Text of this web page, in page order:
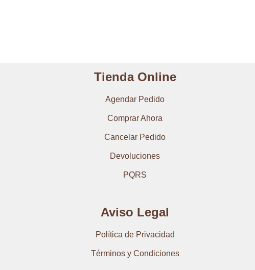
Tienda Online
Agendar Pedido
Comprar Ahora
Cancelar Pedido
Devoluciones
PQRS
Aviso Legal
Política de Privacidad
Términos y Condiciones